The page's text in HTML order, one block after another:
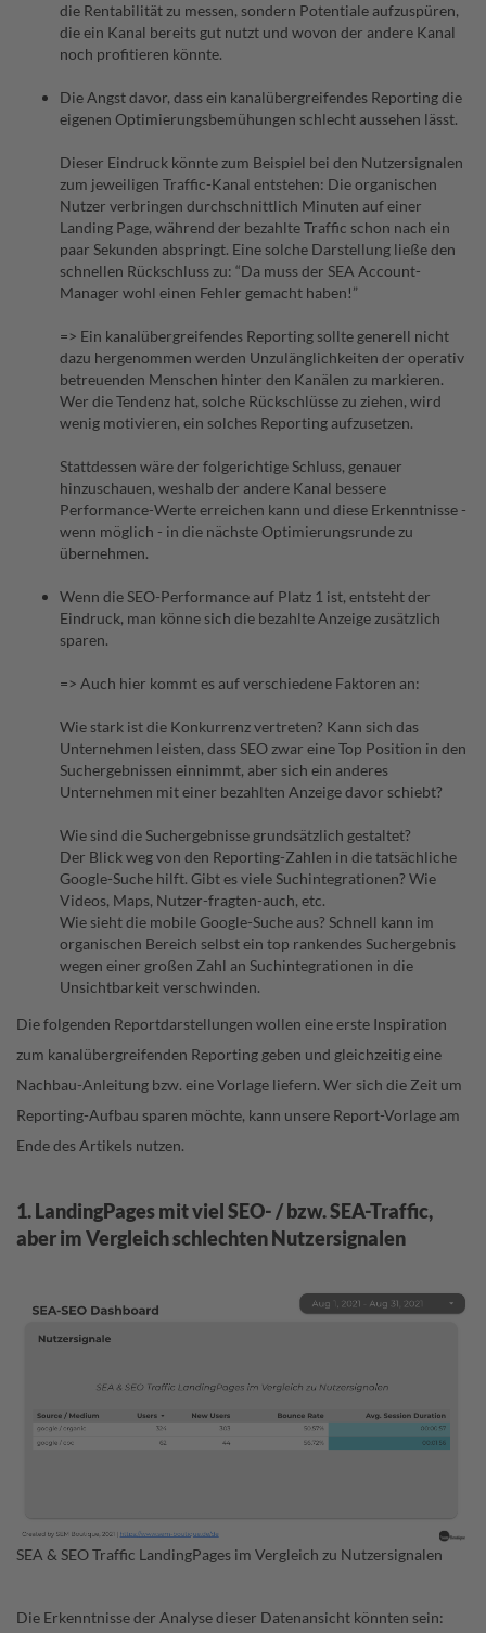
die Rentabilität zu messen, sondern Potentiale aufzuspüren,
die ein Kanal bereits gut nutzt und wovon der andere Kanal
noch profitieren könnte.
Die Angst davor, dass ein kanalübergreifendes Reporting die
eigenen Optimierungsbemühungen schlecht aussehen lässt.
Dieser Eindruck könnte zum Beispiel bei den Nutzersignalen
zum jeweiligen Traffic-Kanal entstehen: Die organischen
Nutzer verbringen durchschnittlich Minuten auf einer
Landing Page, während der bezahlte Traffic schon nach ein
paar Sekunden abspringt. Eine solche Darstellung ließe den
schnellen Rückschluss zu: “Da muss der SEA Account-
Manager wohl einen Fehler gemacht haben!”
=> Ein kanalübergreifendes Reporting sollte generell nicht
dazu hergenommen werden Unzulänglichkeiten der operativ
betreuenden Menschen hinter den Kanälen zu markieren.
Wer die Tendenz hat, solche Rückschlüsse zu ziehen, wird
wenig motivieren, ein solches Reporting aufzusetzen.
Stattdessen wäre der folgerichtige Schluss, genauer
hinzuschauen, weshalb der andere Kanal bessere
Performance-Werte erreichen kann und diese Erkenntnisse -
wenn möglich - in die nächste Optimierungsrunde zu
übernehmen.
Wenn die SEO-Performance auf Platz 1 ist, entsteht der
Eindruck, man könne sich die bezahlte Anzeige zusätzlich
sparen.
=> Auch hier kommt es auf verschiedene Faktoren an:
Wie stark ist die Konkurrenz vertreten? Kann sich das
Unternehmen leisten, dass SEO zwar eine Top Position in den
Suchergebnissen einnimmt, aber sich ein anderes
Unternehmen mit einer bezahlten Anzeige davor schiebt?
Wie sind die Suchergebnisse grundsätzlich gestaltet?
Der Blick weg von den Reporting-Zahlen in die tatsächliche
Google-Suche hilft. Gibt es viele Suchintegrationen? Wie
Videos, Maps, Nutzer-fragten-auch, etc.
Wie sieht die mobile Google-Suche aus? Schnell kann im
organischen Bereich selbst ein top rankendes Suchergebnis
wegen einer großen Zahl an Suchintegrationen in die
Unsichtbarkeit verschwinden.
Die folgenden Reportdarstellungen wollen eine erste Inspiration
zum kanalübergreifenden Reporting geben und gleichzeitig eine
Nachbau-Anleitung bzw. eine Vorlage liefern. Wer sich die Zeit um
Reporting-Aufbau sparen möchte, kann unsere Report-Vorlage am
Ende des Artikels nutzen.
1. LandingPages mit viel SEO- / bzw. SEA-Traffic,
aber im Vergleich schlechten Nutzersignalen
SEA & SEO Traffic LandingPages im Vergleich zu Nutzersignalen
Die Erkenntnisse der Analyse dieser Datenansicht könnten sein: